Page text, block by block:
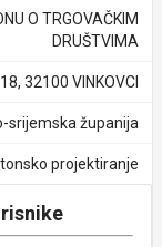
O TRGOVAČKIM
DRUŠTVIMA
32100 VINKOVCI
srijemska županija
projektiranje